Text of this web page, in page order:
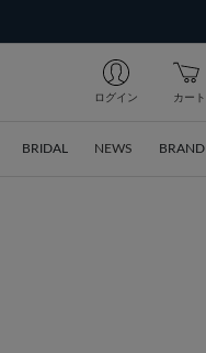
ログイン カート
BRIDAL NEWS BRAND